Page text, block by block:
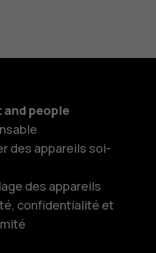
and people
des appareils soi-
des appareils
confidentialité et